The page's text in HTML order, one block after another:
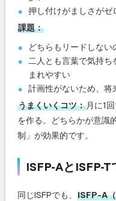
押し付けがましさが
課題：
どちらもリードしな
二人とも言葉で気持ち
まれやすい
計画性がないため、将
うまくいくコツ：月に1
を作る。どちらかが意識
制」が効果的です。
ISFP-AとISFP-
同じISFPでも、 ISFP-A